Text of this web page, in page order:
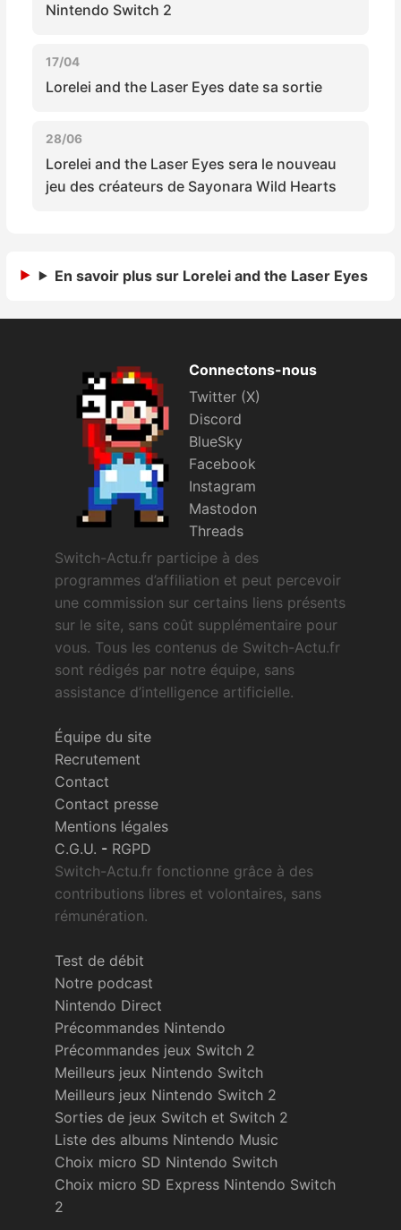
Bons plans
Guides
Nintendo Switch 2
17/04
Lorelei and the Laser Eyes date sa sortie
28/06
Lorelei and the Laser Eyes sera le nouveau
jeu des créateurs de Sayonara Wild Hearts
En savoir plus sur Lorelei and the Laser Eyes
Connectons-nous
Twitter (X)
Discord
BlueSky
Facebook
Instagram
Mastodon
Threads
Switch-Actu.fr participe à des
programmes d’affiliation et peut percevoir
une commission sur certains liens présents
sur le site, sans coût supplémentaire pour
vous. Tous les contenus de Switch-Actu.fr
sont rédigés par notre équipe, sans
assistance d’intelligence artificielle.
Équipe du site
Recrutement
Contact
Contact presse
Mentions légales
C.G.U. - RGPD
Switch-Actu.fr fonctionne grâce à des
contributions libres et volontaires, sans
rémunération.
Test de débit
Notre podcast
Nintendo Direct
Précommandes Nintendo
Précommandes jeux Switch 2
Meilleurs jeux Nintendo Switch
Meilleurs jeux Nintendo Switch 2
Sorties de jeux Switch et Switch 2
Liste des albums Nintendo Music
Choix micro SD Nintendo Switch
Choix micro SD Express Nintendo Switch
2